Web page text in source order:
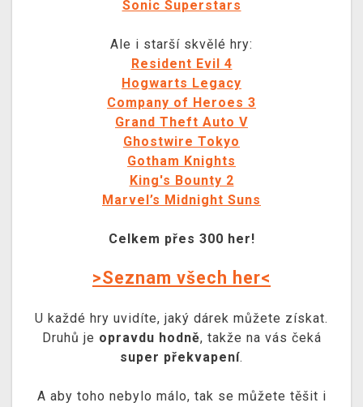
Sonic Superstars
Ale i starší skvělé hry:
Resident Evil 4
Hogwarts Legacy
Company of Heroes 3
Grand Theft Auto V
Ghostwire Tokyo
Gotham Knights
King's Bounty 2
Marvel’s Midnight Suns
Celkem přes 300 her!
>Seznam všech her<
U každé hry uvidíte, jaký dárek můžete získat.
Druhů je opravdu hodně, takže na vás čeká
super překvapení.
A aby toho nebylo málo, tak se můžete těšit i